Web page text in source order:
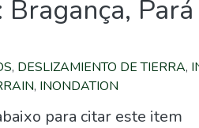
Pará
, DESLIZAMIENTO DE TIERRA,
, INONDATION
para citar este item